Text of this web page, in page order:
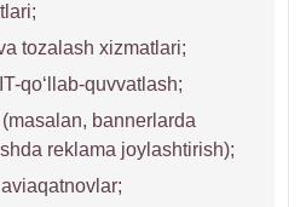
tozalash хizmatlari;
qoʻllab-quvvatlash;
bannerlarda
reklama joylashtirish);